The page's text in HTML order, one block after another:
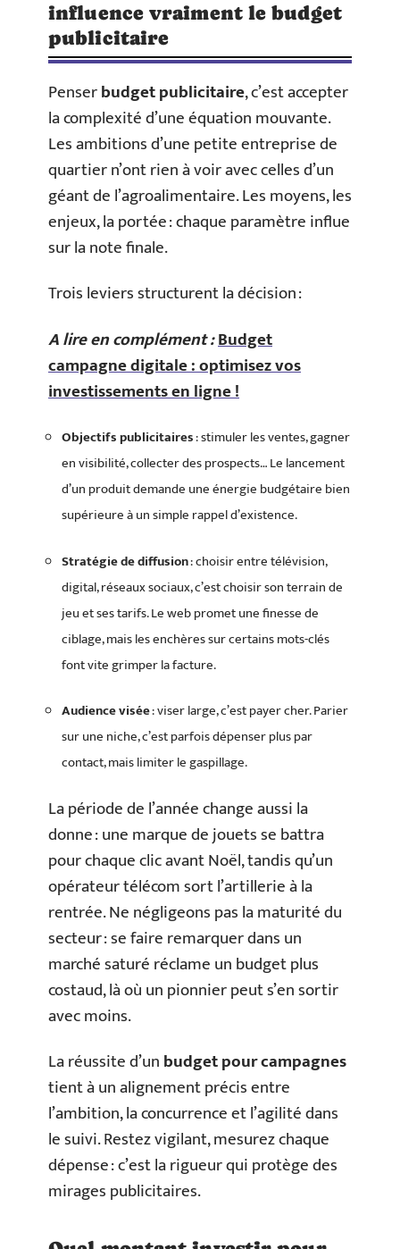
influence vraiment le budget
publicitaire
Penserbudget publicitaire, c’est accepter
la complexité d’une équation mouvante.
Les ambitions d’une petite entreprise de
quartier n’ont rien à voir avec celles d’un
géant de l’agroalimentaire. Les moyens, les
enjeux, la portée : chaque paramètre influe
sur la note finale.
Trois leviers structurent la décision :
A lire en complément :Budget
campagne digitale : optimisez vos
investissements en ligne !
Objectifs publicitaires: stimuler les ventes, gagner
en visibilité, collecter des prospects… Le lancement
d’un produit demande une énergie budgétaire bien
supérieure à un simple rappel d’existence.
Stratégie de diffusion: choisir entre télévision,
digital, réseaux sociaux, c’est choisir son terrain de
jeu et ses tarifs. Le web promet une finesse de
ciblage, mais les enchères sur certains mots-clés
font vite grimper la facture.
Audience visée: viser large, c’est payer cher. Parier
sur une niche, c’est parfois dépenser plus par
contact, mais limiter le gaspillage.
La période de l’année change aussi la
donne : une marque de jouets se battra
pour chaque clic avant Noël, tandis qu’un
opérateur télécom sort l’artillerie à la
rentrée. Ne négligeons pas la maturité du
secteur : se faire remarquer dans un
marché saturé réclame un budget plus
costaud, là où un pionnier peut s’en sortir
avec moins.
La réussite d’unbudget pour campagnes
tient à un alignement précis entre
l’ambition, la concurrence et l’agilité dans
le suivi. Restez vigilant, mesurez chaque
dépense : c’est la rigueur qui protège des
mirages publicitaires.